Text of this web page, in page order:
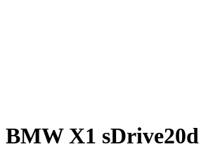
BMW X1 sDrive20d